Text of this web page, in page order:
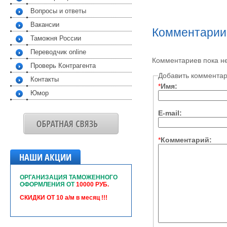
Комментарии
Комментариев пока
Добавить
*Имя:
E-mail:
*Комментарий:
Вопросы и ответы
Вакансии
Таможня России
Переводчик online
Проверь Контрагента
Контакты
Юмор
НАШИ АКЦИИ
ОРГАНИЗАЦИЯ ТАМОЖЕННОГО
ОФОРМЛЕНИЯ ОТ10000 РУБ.
СКИДКИ ОТ 10 а/м в месяц !!!